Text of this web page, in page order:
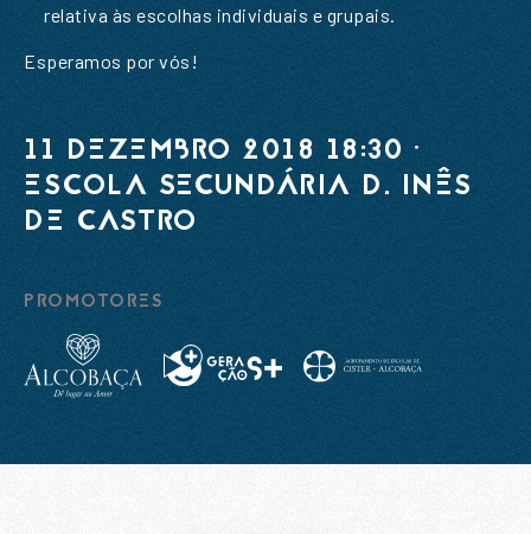
relativa às escolhas individuais e grupais.
Esperamos por vós!
11 DEZEMBRO 2018 18:30 ·
ESCOLA SECUNDÁRIA D. INÊS
DE CASTRO
PROMOTORES
ENVIAR
Nome*
ENVIAR
Li e aceito aPolítica de Privacidade